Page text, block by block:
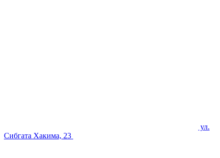
ул.
Сибгата Хакима, 23